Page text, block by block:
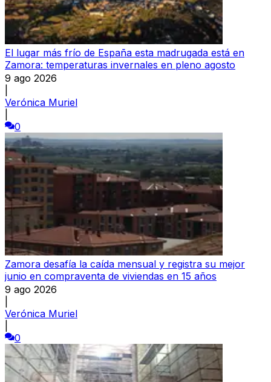
El lugar más frío de España esta madrugada está en
Zamora: temperaturas invernales en pleno agosto
9 ago 2026
Verónica Muriel
0
Zamora desafía la caída mensual y registra su mejor
junio en compraventa de viviendas en 15 años
9 ago 2026
Verónica Muriel
0